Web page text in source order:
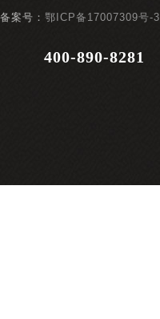
备案号： 鄂ICP备17007309号-3
400-890-8281